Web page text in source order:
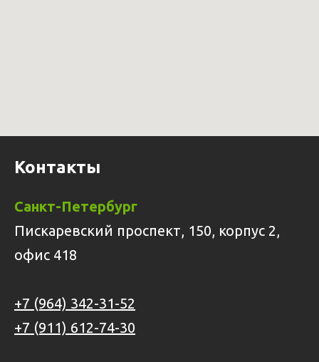
Контакты
Санкт-Петербург
Пискаревский проспект, 150, корпус 2,
офис 418
+7 (964) 342-31-52
+7 (911) 612-74-30